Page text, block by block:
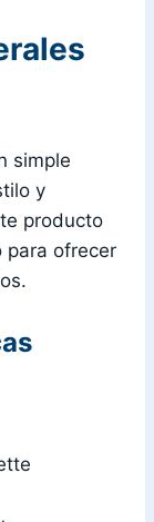
simple
y
producto
para ofrecer